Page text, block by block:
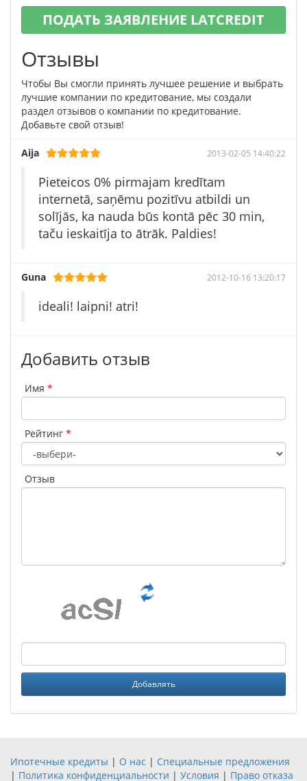
ПОДАТЬ ЗАЯВЛЕНИЕ LATCREDIT
Отзывы
Чтобы Вы смогли принять лучшее решение и выбрать
лучшие компании по кредитование, мы создали
раздел отзывов о компании по кредитование.
Добавьте свой отзыв!
Aija 2013-02-05 14:40:22
Pieteicos 0% pirmajam kredītam
internetā, saņēmu pozitīvu atbildi un
solījās, ka nauda būs kontā pēc 30 min,
taču ieskaitīja to ātrāk. Paldies!
Guna 2012-10-16 13:20:17
ideali! laipni! atri!
Добавить отзыв
Имя *
Рейтинг *
Отзыв
Ипотечные кредиты | О нас | Специальные предложения
| Политика конфиденциальности | Условия | Право отказа